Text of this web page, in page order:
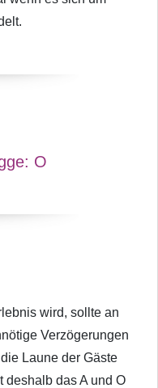
O
wird, sollte an
Verzögerungen
Laune der Gäste
deshalb das A und O